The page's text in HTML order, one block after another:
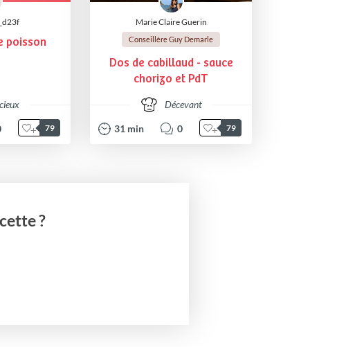
poisson
79
Marie Claire Guerin
Conseillère Guy Demarle
Dos de cabillaud - sauce
chorizo et PdT
Décevant
31 min 0 79
?